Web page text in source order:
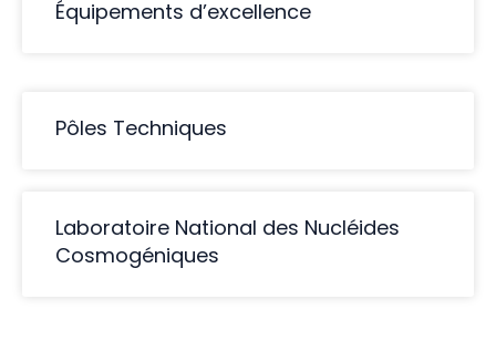
Équipements d’excellence
Pôles Techniques
Laboratoire National des Nucléides
Cosmogéniques